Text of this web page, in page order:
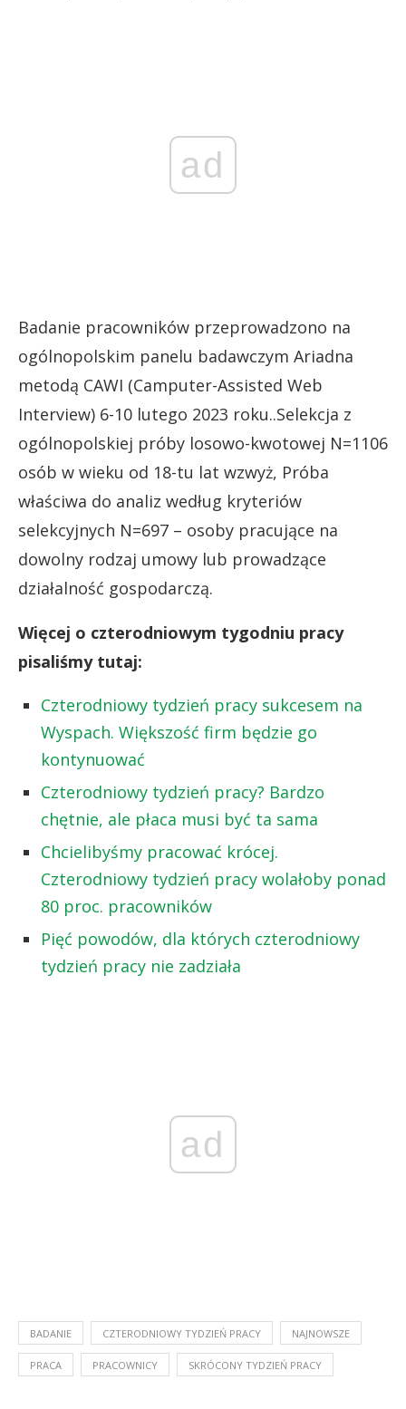
ad
Badanie pracowników przeprowadzono na
ogólnopolskim panelu badawczym Ariadna
metodą CAWI (Camputer-Assisted Web
Interview) 6-10 lutego 2023 roku..Selekcja z
ogólnopolskiej próby losowo-kwotowej N=1106
osób w wieku od 18-tu lat wzwyż, Próba
właściwa do analiz według kryteriów
selekcyjnych N=697 – osoby pracujące na
dowolny rodzaj umowy lub prowadzące
działalność gospodarczą.
Więcej o czterodniowym tygodniu pracy
pisaliśmy tutaj:
Czterodniowy tydzień pracy sukcesem na
Wyspach. Większość firm będzie go
kontynuować
Czterodniowy tydzień pracy? Bardzo
chętnie, ale płaca musi być ta sama
Chcielibyśmy pracować krócej.
Czterodniowy tydzień pracy wolałoby ponad
80 proc. pracowników
Pięć powodów, dla których czterodniowy
tydzień pracy nie zadziała
ad
BADANIE CZTERODNIOWY TYDZIEŃ PRACY NAJNOWSZE
PRACA PRACOWNICY SKRÓCONY TYDZIEŃ PRACY